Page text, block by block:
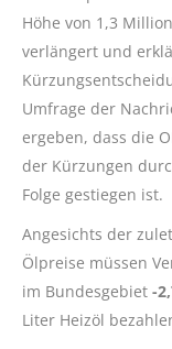
Höhe von 1,3
verlängert und
Umfrage der
ergeben, dass die
der Kürzungen
Folge gestiegen ist.
Angesichts der
Ölpreise müssen
im Bundesgebiet -
Liter Heizöl